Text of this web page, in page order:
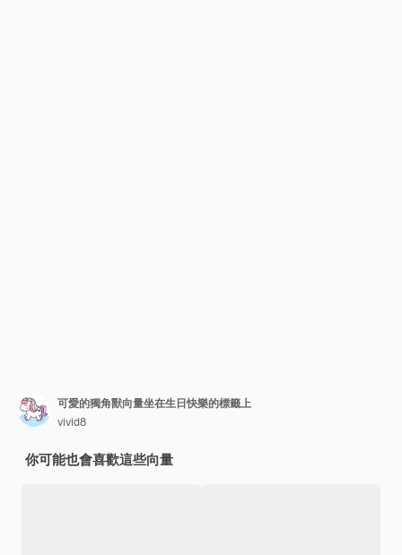
可愛的獨角獸向量坐在生日快樂的標籤上
vivid8
你可能也會喜歡這些向量